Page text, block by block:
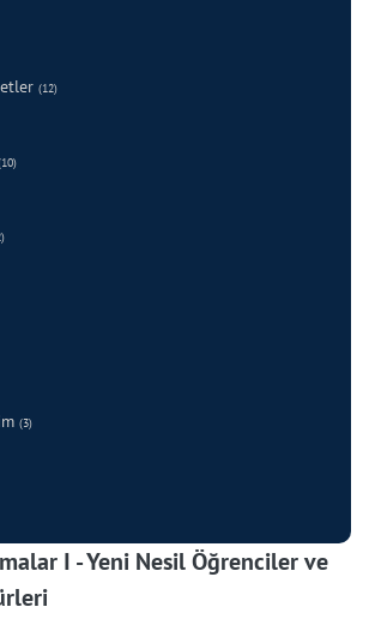
(12)
(3)
I - Yeni Nesil Öğrenciler ve